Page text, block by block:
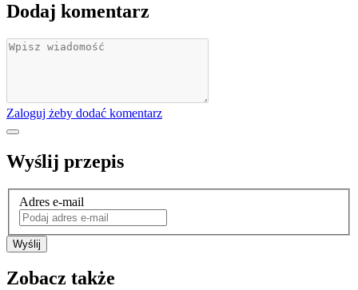
Dodaj komentarz
Zaloguj żeby dodać komentarz
Wyślij przepis
Adres e-mail
Wyślij
Zobacz także